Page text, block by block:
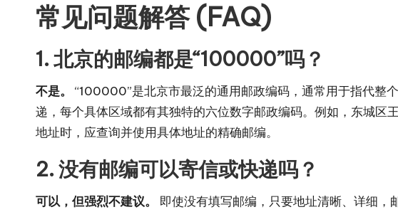
常见问题解答 (FAQ)
1. 北京的邮编都是“100000”吗？
不是。
“100000”是北京市最泛的通用邮政编码，通常用于指代整
递，每个具体区域都有其独特的六位数字邮政编码。例如，东城
地址时，应查询并使用具体地址的精确邮编。
2. 没有邮编可以寄信或快递吗？
可以，但强烈不建议。 即使没有填写邮编，只要地址清晰、详细